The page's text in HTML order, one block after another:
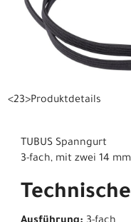
<23>Produktdetails
TUBUS Spanngurt
3-fach, mit zwei 14